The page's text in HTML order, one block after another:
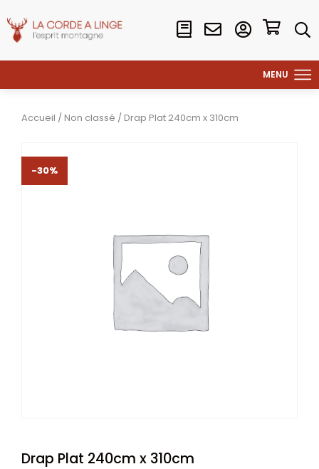
Accueil / Non classé / Drap Plat 240cm x 310cm
-30%
Drap Plat 240cm x 310cm